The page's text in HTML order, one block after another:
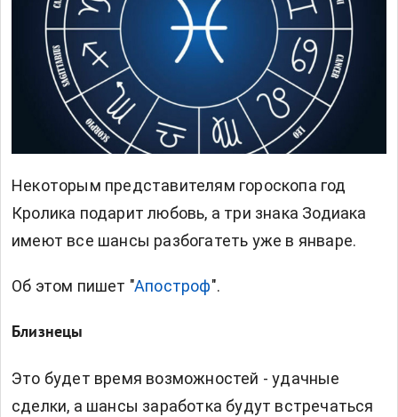
Некоторым представителям гороскопа год
Кролика подарит любовь, а три знака Зодиака
имеют все шансы разбогатеть уже в январе.
Об этом пишет "Апостроф".
Близнецы
Это будет время возможностей - удачные
сделки, а шансы заработка будут встречаться